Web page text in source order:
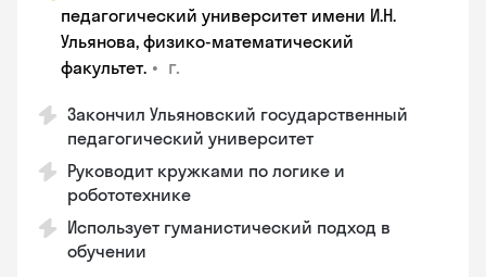
педагогический университет имени И.Н.
Ульянова, физико-математический
факультет. • г.
Закончил Ульяновский государственный
педагогический университет
Руководит кружками по логике и
робототехнике
Использует гуманистический подход в
обучении